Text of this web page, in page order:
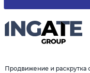
Продвижение и раскрутка